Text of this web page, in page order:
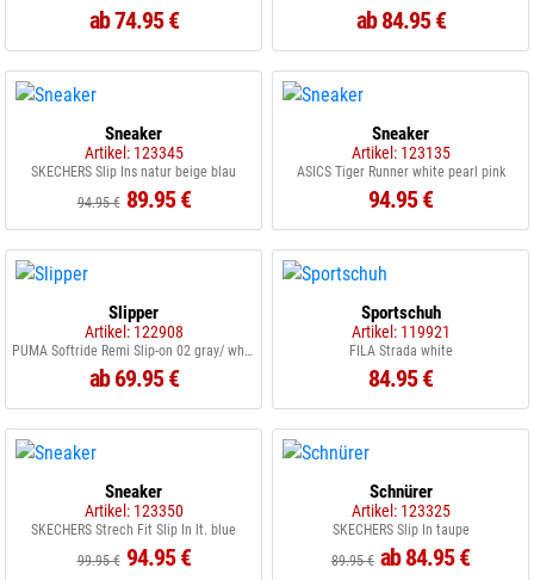
ab 74.95 € ab 84.95 €
Sneaker
Artikel: 123345
SKECHERS Slip Ins natur beige blau
94.95 € 89.95 €
Sneaker
Artikel: 123135
ASICS Tiger Runner white pearl pink
94.95 €
Slipper
Artikel: 122908
PUMA Softride Remi Slip-on 02 gray/ white/ rose gold
ab 69.95 €
Sportschuh
Artikel: 119921
FILA Strada white
84.95 €
Sneaker
Artikel: 123350
SKECHERS Strech Fit Slip In lt. blue
99.95 € 94.95 €
Schnürer
Artikel: 123325
SKECHERS Slip In taupe
89.95 € ab 84.95 €